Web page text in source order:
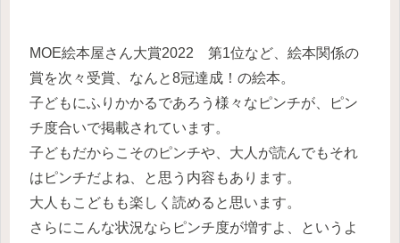
MOE絵本屋さん大賞2022 第1位など、絵本関係の
賞を次々受賞、なんと8冠達成！の絵本。
子どもにふりかかるであろう様々なピンチが、ピン
チ度合いで掲載されています。
子どもだからこそのピンチや、大人が読んでもそれ
はピンチだよね、と思う内容もあります。
大人もこどもも楽しく読めると思います。
さらにこんな状況ならピンチ度が増すよ、というよ